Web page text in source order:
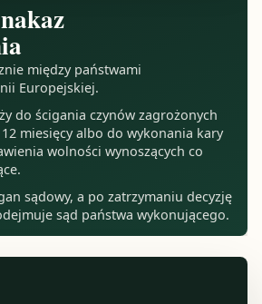
między państwami
Europejskiej.
do ścigania czynów zagrożonych
miesięcy albo do wykonania kary
wolności wynoszących co
sądowy, a po zatrzymaniu decyzję
sąd państwa wykonującego.